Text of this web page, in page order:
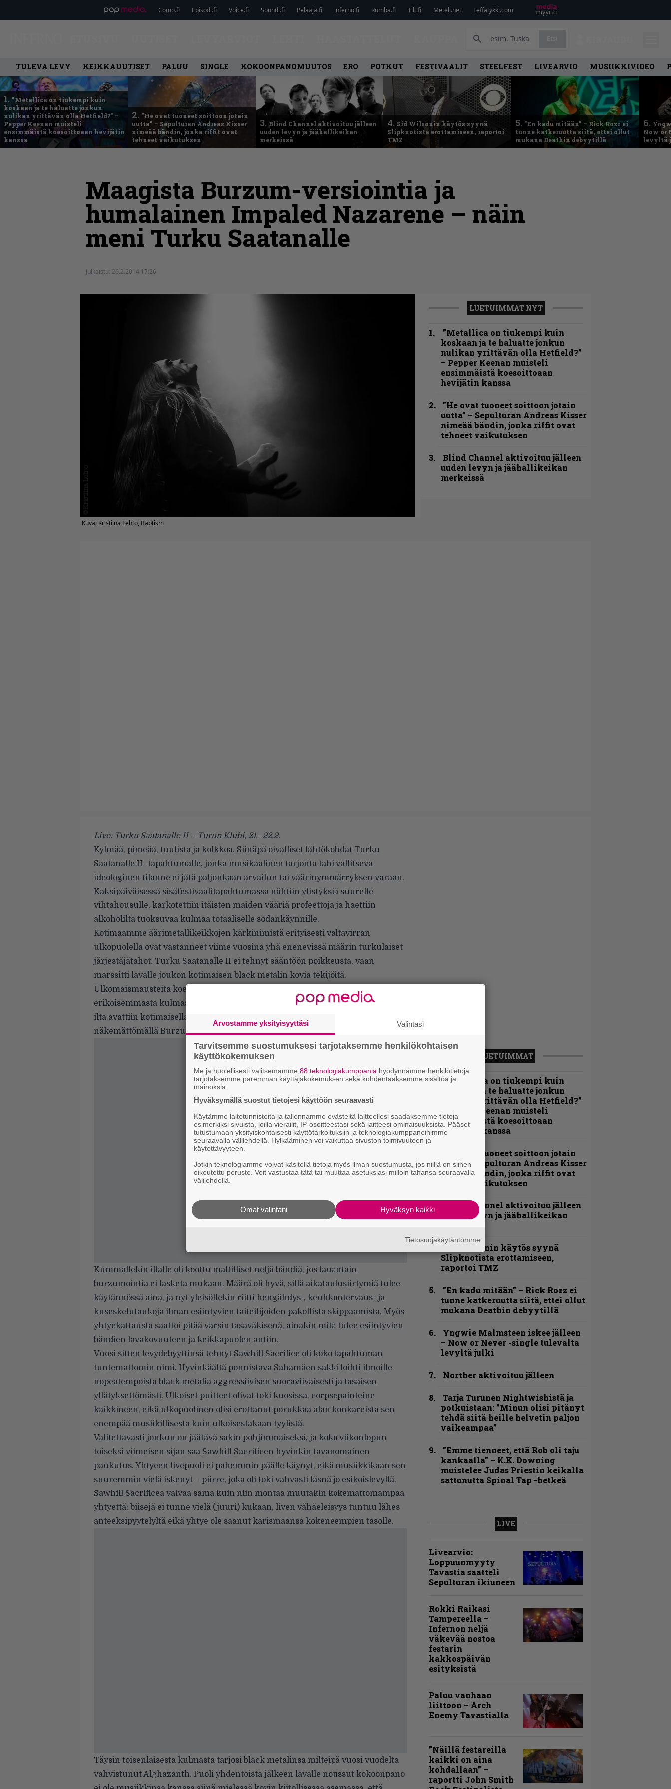
Como.fi Episodi.fi Voice.fi Soundi.fi Pelaaja.fi Inferno.fi Rumba.fi Tilt.fi Meteli.net Leffatykki.com
TULEVA LEVY KEIKKAUUTISET PALUU SINGLE KOKOONPANOMUUTOS ERO POTKUT FESTIVAALIT STEELFEST LIVEARVIO MUSIIKKIVIDEO
1. ”Metallica on tiukempi kuin
koskaan ja te haluatte jonkun
nulikan yrittävän olla Hetfield?” –
Pepper Keenan muisteli
ensimmäistä koesoittoaan hevijätin
kanssa
2. ”He ovat tuoneet soittoon jotain
uutta” – Sepulturan Andreas Kisser
nimeää bändin, jonka riffit ovat
tehneet vaikutuksen
3.Blind Channel aktivoituu jälleen
uuden levyn ja jäähallikeikan
merkeissä
4. Sid Wilsonin käytös syynä
Slipknotista erottamiseen, raportoi
TMZ
5. ”En kadu mitään” – Rick Rozz ei
tunne katkeruutta siitä, ettei ollut
mukana Deathin debyytillä
6.
Now or
levyltä
Maagista Burzum-versiointia ja
humalainen Impaled Nazarene – näin
meni Turku Saatanalle
Julkaistu: 26.2.2014 17:26
Kuva: Kristiina Lehto, Baptism
LUETUIMMAT NYT
”Metallica on tiukempi kuin
koskaan ja te haluatte jonkun
nulikan yrittävän olla Hetfield?”
– Pepper Keenan muisteli
ensimmäistä koesoittoaan
hevijätin kanssa
”He ovat tuoneet soittoon jotain
uutta” – Sepulturan Andreas Kisser
nimeää bändin, jonka riffit ovat
tehneet vaikutuksen
Blind Channel aktivoituu jälleen
uuden levyn ja jäähallikeikan
merkeissä
Live: Turku Saatanalle II – Turun Klubi, 21.–22.2.
Kylmää, pimeää, tuulista ja kolkkoa. Siinäpä oivalliset lähtökohdat Turku
Saatanalle II -tapahtumalle, jonka musikaalinen tarjonta tahi vallitseva
ideologinen tilanne ei jätä paljonkaan arvailun tai väärinymmärryksen varaan.
Kaksipäiväisessä sisäfestivaalitapahtumassa nähtiin ylistyksiä suurelle
vihtahousulle, karkotettiin itäisten maiden vääriä profeettoja ja haettiin
alkoholilta tuoksuvaa kulmaa totaaliselle sodankäynnille.
Kotimaamme äärimetallikeikkojen kärkinimistä erityisesti valtavirran
ulkopuolella ovat vastanneet viime vuosina yhä enenevissä määrin turkulaiset
järjestäjätahot. Turku Saatanalle II ei tehnyt sääntöön poikkeusta, vaan
marssitti lavalle joukon kotimaisen black metalin kovia tekijöitä.
Ulkomaismausteita koettiin tällä erää vain yhden bändin voimin, joskin sitäkin
erikoisemmasta kulmasta. Tarjolla oli toinenkin erikoiskattaus, kun lauantai-
ilta avattiin kotimaisella black metal -dokumentilla sekä aiemmin
näkemättömällä Burzum-kunnianosoituksella.
Kummallekin illalle oli koottu maltilliset neljä bändiä, jos lauantain
burzumointia ei lasketa mukaan. Määrä oli hyvä, sillä aikataulusiirtymiä tulee
käytännössä aina, ja nyt yleisöllekin riitti hengähdys-, keuhkontervaus- ja
kuseskelutaukoja ilman esiintyvien taiteilijoiden pakollista skippaamista. Myös
yhtyekattausta saattoi pitää varsin tasaväkisenä, ainakin mitä tulee esiintyvien
bändien lavakovuuteen ja keikkapuolen antiin.
Vuosi sitten levydebyyttinsä tehnyt Sawhill Sacrifice oli koko tapahtuman
tuntemattomin nimi. Hyvinkäältä ponnistava Sahamäen sakki loihti ilmoille
nopeatempoista black metalia aggressiivisen suoraviivaisesti ja tasaisen
yllätyksettömästi. Ulkoiset puitteet olivat toki kuosissa, corpsepainteine
kaikkineen, eikä ulkopuolinen olisi erottanut porukkaa alan konkareista sen
enempää musiikillisesta kuin ulkoisestakaan tyylistä.
Valitettavasti jonkun on jäätävä sakin pohjimmaiseksi, ja koko viikonlopun
toiseksi viimeisen sijan saa Sawhill Sacrificen hyvinkin tavanomainen
paukutus. Yhtyeen livepuoli ei pahemmin päälle käynyt, eikä musiikkikaan sen
suuremmin vielä iskenyt – piirre, joka oli toki vahvasti läsnä jo esikoislevyllä.
Sawhill Sacrificea vaivaa sama kuin niin montaa muutakin kokemattomampaa
yhtyettä: biisejä ei tunne vielä (juuri) kukaan, liven vähäeleisyys tuntuu lähes
anteeksipyytelyltä eikä yhtye ole saanut karismaansa kokeneempien tasolle.
Täysin toisenlaisesta kulmasta tarjosi black metalinsa milteipä vuosi vuodelta
vahvistunut Alghazanth. Puoli yhdentoista jälkeen lavalle noussut kokoonpano
LUETUIMMAT
”Metallica on tiukempi kuin
koskaan ja te haluatte jonkun
nulikan yrittävän olla Hetfield?”
– Pepper Keenan muisteli
ensimmäistä koesoittoaan
hevijätin kanssa
”He ovat tuoneet soittoon jotain
uutta” – Sepulturan Andreas Kisser
nimeää bändin, jonka riffit ovat
tehneet vaikutuksen
Blind Channel aktivoituu jälleen
uuden levyn ja jäähallikeikan
Sid Wilsonin käytös syynä
Slipknotista erottamiseen,
raportoi TMZ
”En kadu mitään” – Rick Rozz ei
tunne katkeruutta siitä, ettei ollut
mukana Deathin debyytillä
Yngwie Malmsteen iskee jälleen
– Now or Never -single tulevalta
levyltä julki
Norther aktivoituu jälleen
Tarja Turunen Nightwishistä ja
potkuistaan: ”Minun olisi pitänyt
tehdä siitä heille helvetin paljon
vaikeampaa”
”Emme tienneet, että Rob oli taju
kankaalla” – K.K. Downing
muistelee Judas Priestin keikalla
sattunutta Spinal Tap -hetkeä
LIVE
Livearvio:
Loppuunmyyty
Tavastia saatteli
Sepulturan ikiuneen
Rokki Raikasi
Tampereella –
Infernon neljä
väkevää nostoa
festarin
kakkospäivän
esityksistä
Paluu vanhaan
liittoon – Arch
Enemy Tavastialla
”Näillä festareilla
kaikki on aina
kohdallaan” –
raportti John Smith
Arvostamme yksityisyyttäsi Valintasi
Tarvitsemme suostumuksesi tarjotaksemme henkilökohtaisen
käyttökokemuksen
Me ja huolellisesti valitsemamme 88 teknologiakumppania hyödynnämme henkilötietoja
tarjotaksemme paremman käyttäjäkokemuksen sekä kohdentaaksemme sisältöä ja
mainoksia.
Hyväksymällä suostut tietojesi käyttöön seuraavasti
Käytämme laitetunnisteita ja tallennamme evästeitä laitteellesi saadaksemme tietoja
esimerkiksi sivuista, joilla vierailit, IP-osoitteestasi sekä laitteesi ominaisuuksista. Pääset
tutustumaan yksityiskohtaisesti käyttötarkoituksiin ja teknologiakumppaneihimme
seuraavalla välilehdellä. Hylkääminen voi vaikuttaa sivuston toimivuuteen ja
käytettävyyteen.
Jotkin teknologiamme voivat käsitellä tietoja myös ilman suostumusta, jos niillä on siihen
oikeutettu peruste. Voit vastustaa tätä tai muuttaa asetuksiasi milloin tahansa seuraavalla
välilehdellä.
Hyväksyn kaikki
Omat valintani
Tietosuojakäytäntömme